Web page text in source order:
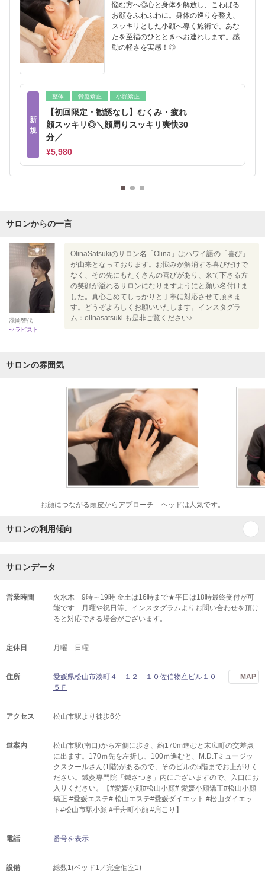
悩む方へ◎心と身体を解放し、こわばる
お顔をふわふわに。身体の巡りを整え、
スッキリとした小顔へ導く施術で、あな
たを至福のひとときへお連れします。感
動の軽さを実感！◎
新
規
整体 骨盤矯正 小顔矯正
【初回限定・勧誘なし】むくみ・疲れ
顔スッキリ◎＼顔周りスッキリ爽快30
分／
¥5,980
サロンからの一言
瀧岡智代
セラピスト
OlinaSatsukiのサロン名「Olina」はハワイ語の「喜び」
が由来となっております。お悩みが解消する喜びだけで
なく、その先にもたくさんの喜びがあり、来て下さる方
の笑顔が溢れるサロンになりますようにと願い名付けま
した。真心こめてしっかりと丁寧に対応させて頂きま
す。どうぞよろしくお願いいたします。インスタグラ
ム：olinasatsuki も是非ご覧ください♪
サロンの雰囲気
お顔につながる頭皮からアプローチ ヘッドは人気です。
サロンの利用傾向
サロンデータ
営業時間
火水木 9時～19時 金土は16時まで★平日は18時最終受付が可
能です 月曜や祝日等、インスタグラムよりお問い合わせを頂け
ると対応できる場合がございます。
定休日 月曜 日曜
住所
愛媛県松山市湊町４－１２－１０佐伯物産ビル１０
５Ｆ
MAP
アクセス 松山市駅より徒歩6分
道案内
松山市駅(南口)から左側に歩き、約170m進むと末広町の交差点
に出ます。170ｍ先を左折し、100ｍ進むと、M.D.Tミュージッ
クスクールさん(1階)があるので、そのビルの5階までお上がりく
ださい。鍼灸専門院「鍼さつき」内にございますので、入口にお
入りください。【#愛媛小顔#松山小顔# 愛媛小顔矯正#松山小顔
矯正 #愛媛エステ# 松山エステ#愛媛ダイエット #松山ダイエッ
ト#松山市駅小顔 #千舟町小顔 #肩こり】
電話 番号を表示
設備 総数1(ベッド1／完全個室1)